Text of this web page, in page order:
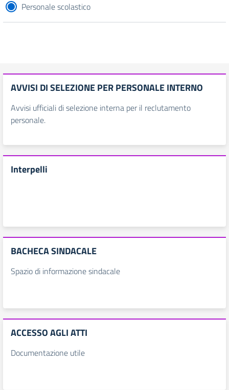
Personale scolastico
AVVISI DI SELEZIONE PER PERSONALE INTERNO
Avvisi ufficiali di selezione interna per il reclutamento
personale.
Interpelli
BACHECA SINDACALE
Spazio di informazione sindacale
ACCESSO AGLI ATTI
Documentazione utile